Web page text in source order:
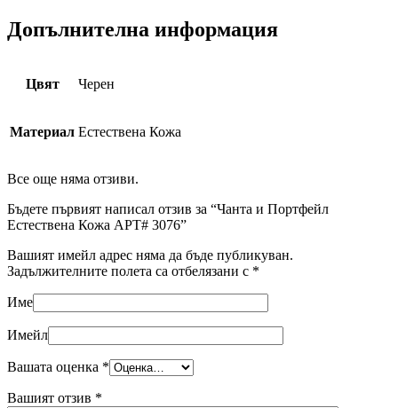
Допълнителна информация
Цвят Черен
Материал Естествена Кожа
Все още няма отзиви.
Бъдете първият написал отзив за “Чанта и Портфейл
Естествена Кожа АРТ# 3076”
Вашият имейл адрес няма да бъде публикуван.
Задължителните полета са отбелязани с *
Име
Имейл
Вашата оценка *
Вашият отзив *